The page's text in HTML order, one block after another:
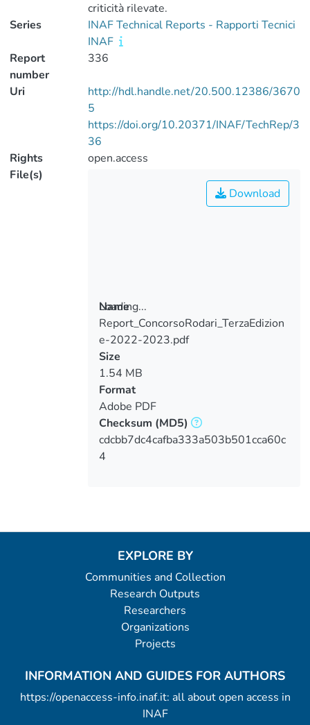
criticità rilevate.
Series
INAF Technical Reports - Rapporti Tecnici
INAF
Report
number
336
Uri
http://hdl.handle.net/20.500.12386/3670
5
https://doi.org/10.20371/INAF/TechRep/3
36
Rights
open.access
File(s)
Loading...
Loading...
Download
Name
Report_ConcorsoRodari_TerzaEdizion
e-2022-2023.pdf
Size
1.54 MB
Format
Adobe PDF
Checksum (MD5)
cdcbb7dc4cafba333a503b501cca60c
4
EXPLORE BY
Communities and Collection
Research Outputs
Researchers
Organizations
Projects
INFORMATION AND GUIDES FOR AUTHORS
https://openaccess-info.inaf.it: all about open access in
INAF